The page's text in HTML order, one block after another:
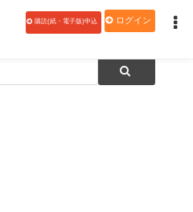
購読(紙・電子版)申込 ログイン